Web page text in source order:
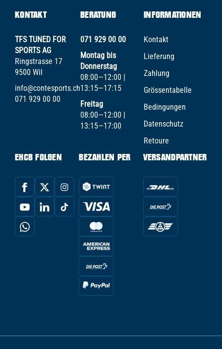
KONTAKT
TFS TUNED FOR
SPORTS AG
Ringstrasse 17
9500 Wil
info@contesports.ch
071 929 00 00
BERATUNG
071 929 00 00
Montag bis
Donnerstag
08:00—12:00 |
13:15—17:15
Freitag
08:00—12:00 |
13:15—17:00
INFORMATIONEN
Kontakt
Lieferung
Zahlung
Grössentabelle
Bedingungen
Datenschutz
Retoure
EHCB FOLGEN BEZAHLEN PER VERSANDPARTNER